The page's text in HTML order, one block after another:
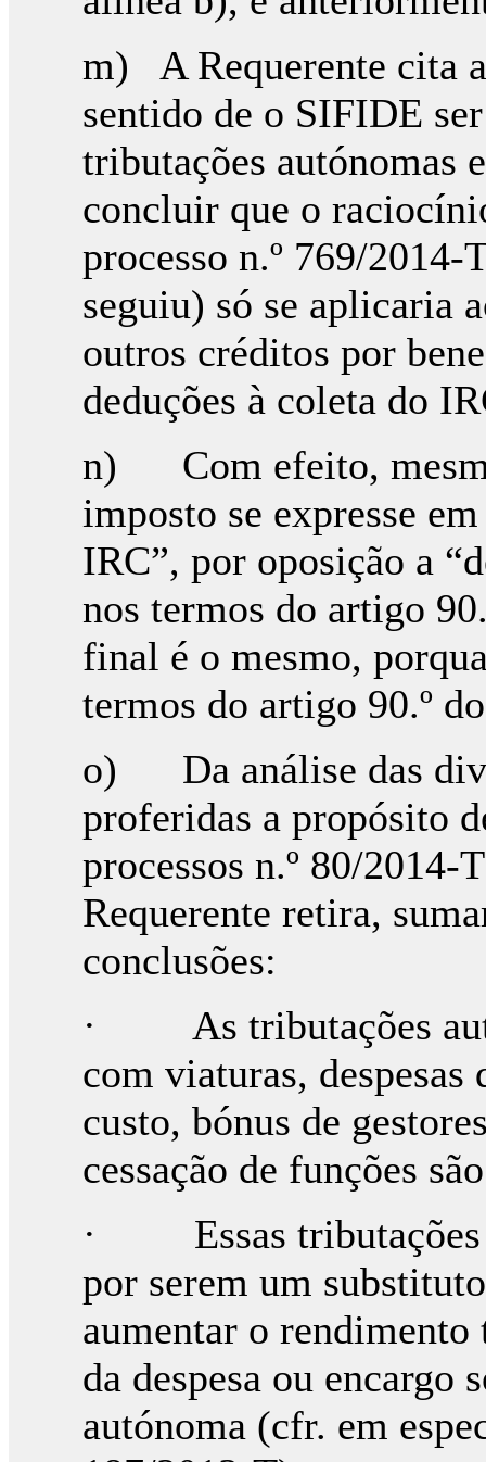
m) A Requerente cita
sentido de o SIFIDE
tributações autónomas
concluir que o
processo n.º 769/
seguiu) só se aplicaria
outros créditos por
deduções à coleta do
n) Com efeito,
imposto se expresse
IRC”, por oposição a
nos termos do artigo
final é o mesmo,
termos do artigo 90.º
o) Da análise das
proferidas a propósito
processos n.º 80/2014-
Requerente retira,
conclusões:
· As tributações
com viaturas, despesas
custo, bónus de
cessação de funções
· Essas tributações
por serem um
aumentar o
da despesa ou encargo
autónoma (cfr. em